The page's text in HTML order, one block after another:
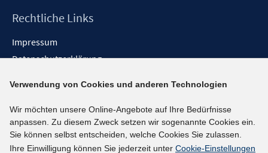
Rechtliche Links
Impressum
Datenschutzerklärung
Barrieren melden
Social-Media-Kanäle
BlueSky
Verwendung von Cookies und anderen Technologien
Wir möchten unsere Online-Angebote auf Ihre Bedürfnisse
anpassen. Zu diesem Zweck setzen wir sogenannte Cookies ein.
Sie können selbst entscheiden, welche Cookies Sie zulassen.
Ihre Einwilligung können Sie jederzeit unter Cookie-Einstellungen